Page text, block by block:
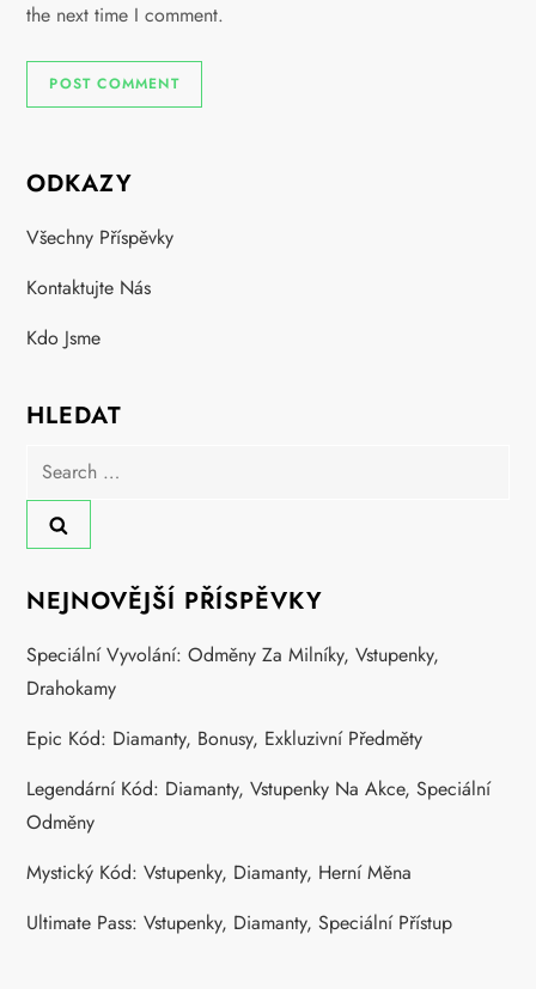
the next time I comment.
ODKAZY
Všechny Příspěvky
Kontaktujte Nás
Kdo Jsme
HLEDAT
Search
for:
NEJNOVĚJŠÍ PŘÍSPĚVKY
Speciální Vyvolání: Odměny Za Milníky, Vstupenky,
Drahokamy
Epic Kód: Diamanty, Bonusy, Exkluzivní Předměty
Legendární Kód: Diamanty, Vstupenky Na Akce, Speciální
Odměny
Mystický Kód: Vstupenky, Diamanty, Herní Měna
Ultimate Pass: Vstupenky, Diamanty, Speciální Přístup